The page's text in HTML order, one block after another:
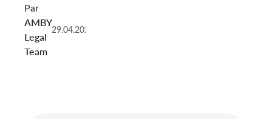
l’une des
étapes les plus
déterminantes
d’une vie. Les
Par
AMBY
Legal
Team
29.04.2025